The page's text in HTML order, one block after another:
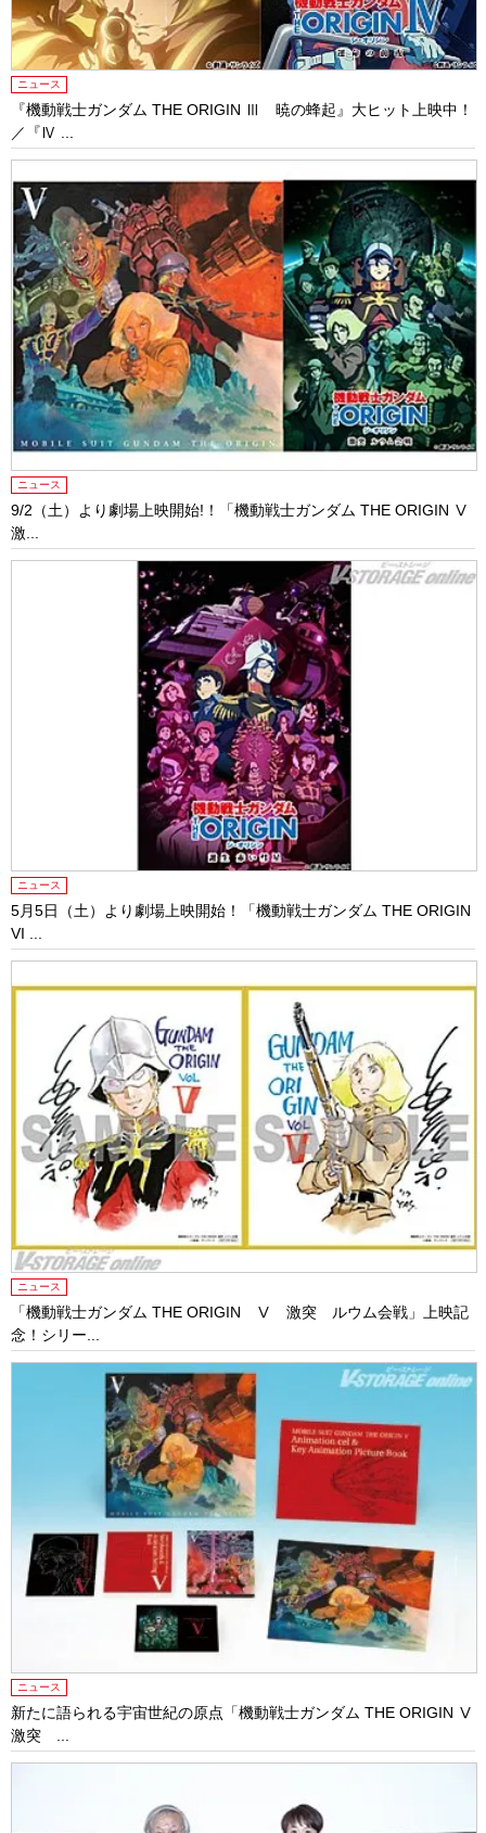
ニュース
『機動戦士ガンダム THE ORIGIN Ⅲ 暁の蜂起』大ヒット上映中！
／『Ⅳ ...
ニュース
9/2（土）より劇場上映開始!！「機動戦士ガンダム THE ORIGIN Ⅴ
激...
ニュース
5月5日（土）より劇場上映開始！「機動戦士ガンダム THE ORIGIN
VI ...
ニュース
「機動戦士ガンダム THE ORIGIN Ⅴ 激突 ルウム会戦」上映記
念！シリー...
ニュース
新たに語られる宇宙世紀の原点「機動戦士ガンダム THE ORIGIN Ⅴ
激突 ...